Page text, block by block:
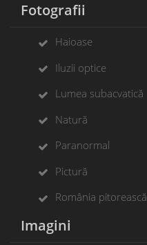
Fotografii
Haioase
Iluzii optice
Lumea subacvatică
Natură
Paranormal
Pictură
România pitorească
Imagini